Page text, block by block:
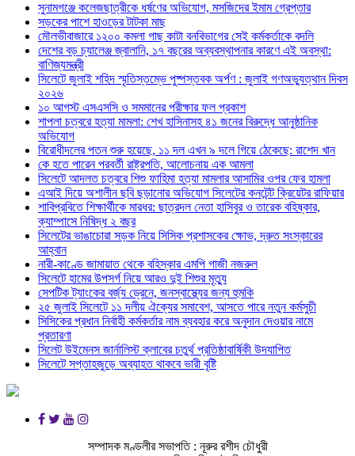
সুনামগঞ্জে কলেজছাত্রীকে ধর্ষণের অভিযোগ, মসজিদের ইমাম গ্রেপ্তার
সড়কের পাশে হাওড়ের টাটকা মাছ
মৌলভীবাজারে ১২০০ কমলা গাছ কাটা বনবিভাগের সেই কর্মকর্তাকে বদলি
দেশের বড় চ্যালেঞ্জ জ্বালানি, ১৭ বছরের অব্যবস্থাপনার কারণে এই অবস্থা:
বাণিজ্যমন্ত্রী
সিলেটে জুলাই শহিদ স্মৃতিস্তম্ভে পুষ্পস্তবক অর্পণ : জুলাই গণঅভ্যুত্থান দিবস
২০২৬
১০ আগস্ট এসএসসি ও সমমানের পরীক্ষার ফল প্রকাশ
শাপলা চত্বরে হত্যা মামলা: শেখ হাসিনাসহ ৪১ জনের বিরুদ্ধে আনুষ্ঠানিক
অভিযোগ
বিরোধীদলের পতন শুরু হয়েছে, ১১ দল এখন ৯ দলে গিয়ে ঠেকেছে: রাশেদ খান
কে হতে পারেন পরবর্তী রাষ্ট্রপতি, আলোচনায় এক আমলা
সিলেটে আদলত চত্বরে শিশু ফাহিমা হত্যা মামলার আসামির ওপর ফের হামলা
এআই দিয়ে অশালীন ছবি ছড়ানোর অভিযোগ সিলেটের কনটেন্ট ক্রিয়েটর রাফিয়ার
শাবিপ্রবিতে শিক্ষার্থীকে মারধর: ছাত্রদল নেতা হাসিবুর ও তারেক বহিষ্কার,
ক্যাম্পাসে নিষিদ্ধ ২ বছর
সিলেটের ভাঙাচোরা সড়ক নিয়ে সিসিক প্রশাসকের ক্ষোভ, দ্রুত সংস্কারের
আহ্বান
নারী-কাণ্ডে জামায়াত থেকে বহিস্কার এমপি গাজী নজরুল
সিলেটে হামের উপসর্গ নিয়ে আরও দুই শিশুর মৃত্যু
সেপটিক ট্যাংকের বর্জ্য ড্রেনে, জনস্বাস্থ্যের জন্য হুমকি
২৫ জুলাই সিলেটে ১১ দলীয় ঐক্যের সমাবেশ, আসতে পারে নতুন কর্মসুচী
সিসিকের প্রধান নির্বাহী কর্মকর্তার নাম ব্যবহার করে অনুদান দেওয়ার নামে
প্রতারণা
সিলেট উইমেনস জার্নালিস্ট ক্লাবের চতুর্থ প্রতিষ্ঠাবার্ষিকী উদযাপিত
সিলেটে সপ্তাহজুড়ে অব্যাহত থাকবে ভারী বৃষ্টি
সম্পাদক মণ্ডলীর সভাপতি : নূরুর রশীদ চৌধুরী